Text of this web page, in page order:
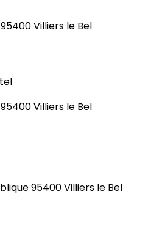
Villiers le Bel
Villiers le Bel
95400 Villiers le Bel